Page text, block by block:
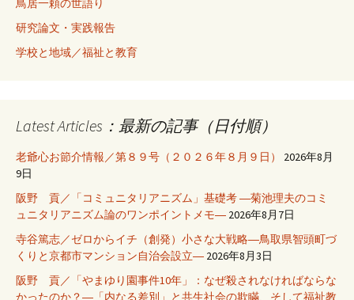
鳥居一頼の世語り
研究論文・実践報告
学校と地域／福祉と教育
Latest Articles：最新の記事（日付順）
老爺心お節介情報／第８９号（２０２６年８月９日）
2026年8月
9日
阪野 貢／「コミュニタリアニズム」基礎考 ―菊池理夫のコミ
ュニタリアニズム論のワンポイントメモ― 2026年8月7日
寺谷篤志／ゼロからイチ（創発）小さな大戦略―鳥取県智頭町づ
くりと京都市マンション自治会設立― 2026年8月3日
阪野 貢／「やまゆり園事件10年」：なぜ殺されなければならな
かったのか？―「内なる差別」と共生社会の欺瞞、そして福祉教